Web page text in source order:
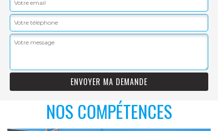
NOS COMPÉTENCES